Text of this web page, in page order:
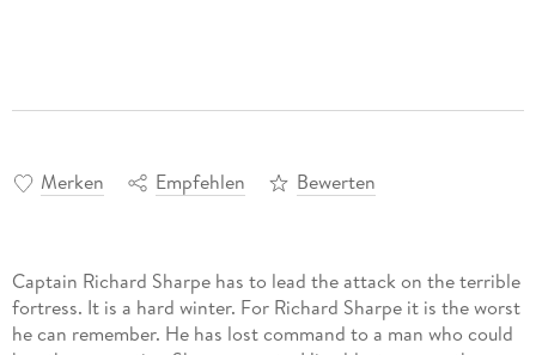
Merken Empfehlen Bewerten
Captain Richard Sharpe has to lead the attack on the terrible
fortress. It is a hard winter. For Richard Sharpe it is the worst
he can remember. He has lost command to a man who could